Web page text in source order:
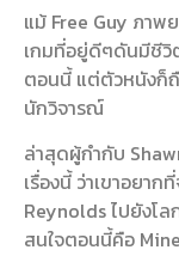
แม้ Free Guy ภาพ
เกมที่อยู่ดีๆดันมีชีวิ
ตอนนี้ แต่ตัวหนังก็
นักวิจารณ์
ล่าสุดผู้กำกับ
เรื่องนี้ ว่าเขาอยา
Reynolds ไปยังโล
สนใจตอนนี้คือ